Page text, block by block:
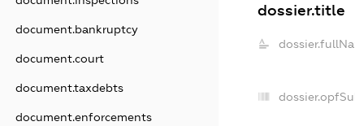
document.bankruptcy
document.court
document.taxdebts
document.enforcements
dossier.title